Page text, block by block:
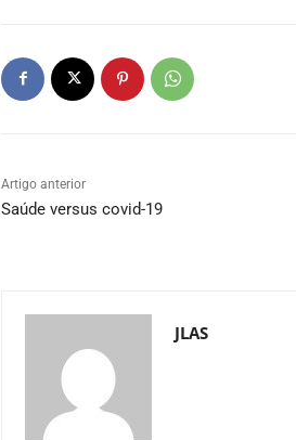
Artigo anterior
Saúde versus covid-19
JLAS